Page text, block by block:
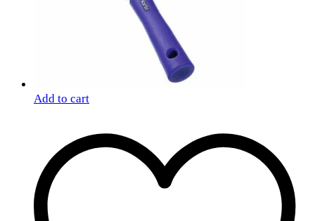
Add to cart